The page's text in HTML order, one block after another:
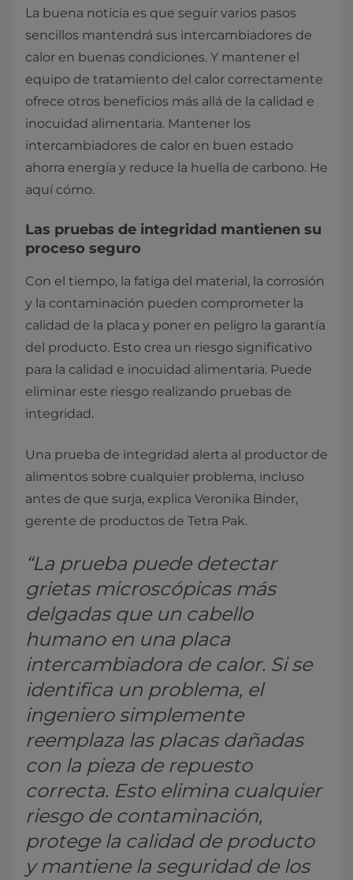
La buena noticia es que seguir varios pasos
sencillos mantendrá sus intercambiadores de
calor en buenas condiciones. Y mantener el
equipo de tratamiento del calor correctamente
ofrece otros beneficios más allá de la calidad e
inocuidad alimentaria. Mantener los
intercambiadores de calor en buen estado
ahorra energía y reduce la huella de carbono. He
aquí cómo.
Las pruebas de integridad mantienen su
proceso seguro
Con el tiempo, la fatiga del material, la corrosión
y la contaminación pueden comprometer la
calidad de la placa y poner en peligro la garantía
del producto. Esto crea un riesgo significativo
para la calidad e inocuidad alimentaria. Puede
eliminar este riesgo realizando pruebas de
integridad.
Una prueba de integridad alerta al productor de
alimentos sobre cualquier problema, incluso
antes de que surja, explica Veronika Binder,
gerente de productos de Tetra Pak.
“La prueba puede detectar
grietas microscópicas más
delgadas que un cabello
humano en una placa
intercambiadora de calor. Si se
identifica un problema, el
ingeniero simplemente
reemplaza las placas dañadas
con la pieza de repuesto
correcta. Esto elimina cualquier
riesgo de contaminación,
protege la calidad de producto
y mantiene la seguridad de los